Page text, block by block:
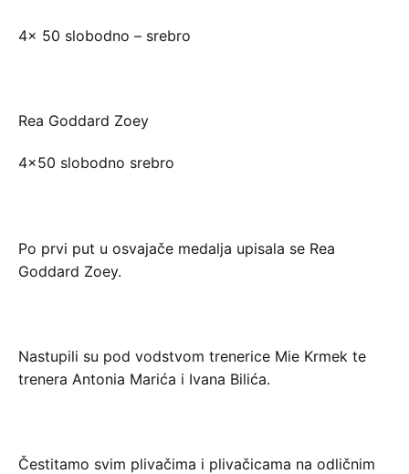
4× 50 slobodno – srebro
Rea Goddard Zoey
4×50 slobodno srebro
Po prvi put u osvajače medalja upisala se Rea
Goddard Zoey.
Nastupili su pod vodstvom trenerice Mie Krmek te
trenera Antonia Marića i Ivana Bilića.
Čestitamo svim plivačima i plivačicama na odličnim